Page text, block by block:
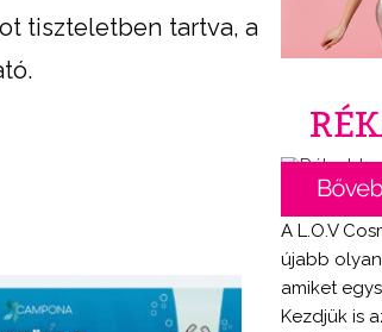
tiszteletben tartva, a
A L.O.V
újabb
amiket
Kezdjük is